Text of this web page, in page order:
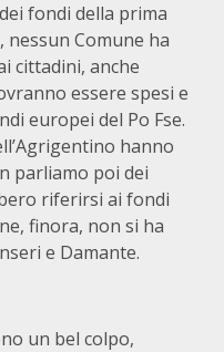
fondi della prima
nessun Comune ha
cittadini, anche
essere spesi e
europei del Po Fse.
hanno
parliamo poi dei
riferirsi ai fondi
finora, non si ha
e Damante.
un bel colpo,